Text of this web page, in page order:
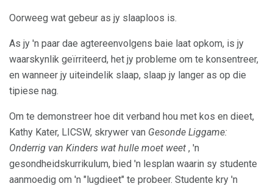
Oorweeg wat gebeur as jy slaaploos is.
As jy 'n paar dae agtereenvolgens baie laat opkom, is jy
waarskynlik geïrriteerd, het jy probleme om te konsentreer,
en wanneer jy uiteindelik slaap, slaap jy langer as op die
tipiese nag.
Om te demonstreer hoe dit verband hou met kos en dieet,
Kathy Kater, LICSW, skrywer van Gesonde Liggame:
Onderrig van Kinders wat hulle moet weet , 'n
gesondheidskurrikulum, bied 'n lesplan waarin sy studente
aanmoedig om 'n "lugdieet" te probeer. Studente kry 'n